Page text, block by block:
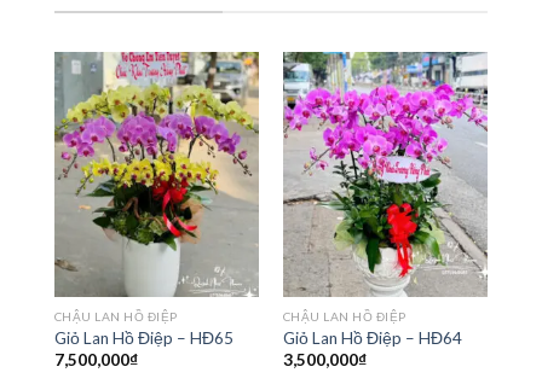
CHẬU LAN HỒ ĐIỆP
Giỏ Lan Hồ Điệp – HĐ65
7,500,000₫
CHẬU LAN HỒ ĐIỆP
Giỏ Lan Hồ Điệp – HĐ64
3,500,000₫